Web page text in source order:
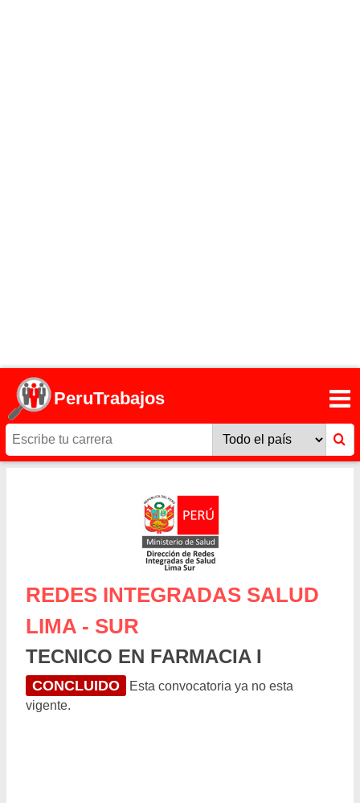
PeruTrabajos
REDES INTEGRADAS SALUD
LIMA - SUR
TECNICO EN FARMACIA I
CONCLUIDO
Esta convocatoria ya no esta
vigente.